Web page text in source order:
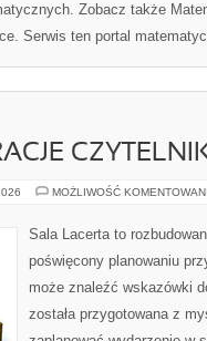
Zobacz także
Serwis ten portal
MOŻLIWOŚĆ
Sala Lacerta to
poświęcony planowaniu
może znaleźć wskazówki
została przygotowana z